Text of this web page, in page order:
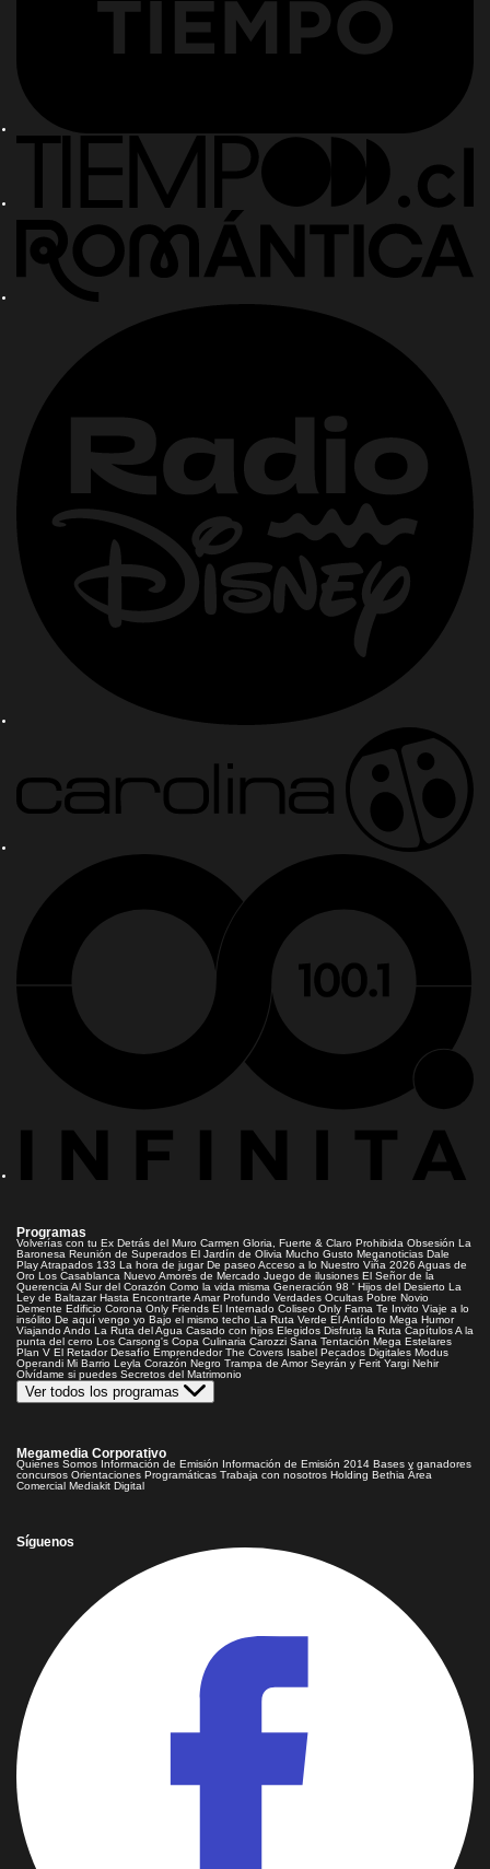
Programas
Volverías con tu Ex Detrás del Muro Carmen Gloria, Fuerte & Claro Prohibida Obsesión La
Baronesa Reunión de Superados El Jardín de Olivia Mucho Gusto Meganoticias Dale
PlayAtrapados 133 La hora de jugar De paseoAcceso a lo Nuestro Viña 2026 Aguas de
Oro Los Casablanca Nuevo Amores de Mercado Juego de ilusiones El Señor de la
Querencia Al Sur del Corazón Como la vida misma Generación 98 ' Hijos del Desierto La
Ley de Baltazar Hasta Encontrarte Amar Profundo Verdades Ocultas Pobre Novio
Demente Edificio Corona Only Friends El Internado Coliseo Only Fama Te Invito Viaje a lo
insólito De aquí vengo yo Bajo el mismo techo La Ruta Verde El Antídoto Mega Humor
Viajando Ando La Ruta del Agua Casado con hijos Elegidos Disfruta la Ruta CapítulosA la
punta del cerro Los Carsong's Copa Culinaria Carozzi Sana Tentación Mega Estelares
Plan V El Retador Desafío Emprendedor The Covers Isabel Pecados Digitales Modus
Operandi Mi Barrio Leyla Corazón Negro Trampa de Amor Seyrán y Ferit Yargi Nehir
Olvídame si puedes Secretos del Matrimonio
Ver todos los programas
Megamedia Corporativo
Quienes Somos Información de Emisión Información de Emisión 2014 Bases y ganadores
concursos Orientaciones Programáticas Trabaja con nosotros Holding Bethia Área
Comercial Mediakit Digital
Síguenos